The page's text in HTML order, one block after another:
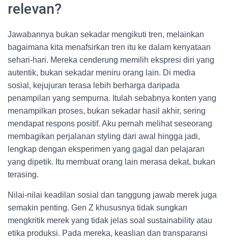
relevan?
Jawabannya bukan sekadar mengikuti tren, melainkan
bagaimana kita menafsirkan tren itu ke dalam kenyataan
sehari-hari. Mereka cenderung memilih ekspresi diri yang
autentik, bukan sekadar meniru orang lain. Di media
sosial, kejujuran terasa lebih berharga daripada
penampilan yang sempurna. Itulah sebabnya konten yang
menampilkan proses, bukan sekadar hasil akhir, sering
mendapat respons positif. Aku pernah melihat seseorang
membagikan perjalanan styling dari awal hingga jadi,
lengkap dengan eksperimen yang gagal dan pelajaran
yang dipetik. Itu membuat orang lain merasa dekat, bukan
terasing.
Nilai-nilai keadilan sosial dan tanggung jawab merek juga
semakin penting. Gen Z khususnya tidak sungkan
mengkritik merek yang tidak jelas soal sustainability atau
etika produksi. Pada mereka, keaslian dan transparansi